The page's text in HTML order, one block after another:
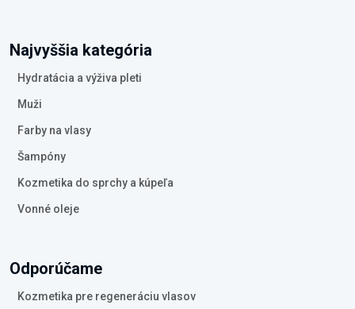
Najvyššia kategória
Hydratácia a výživa pleti
Muži
Farby na vlasy
Šampóny
Kozmetika do sprchy a kúpeľa
Vonné oleje
Odporúčame
Kozmetika pre regeneráciu vlasov